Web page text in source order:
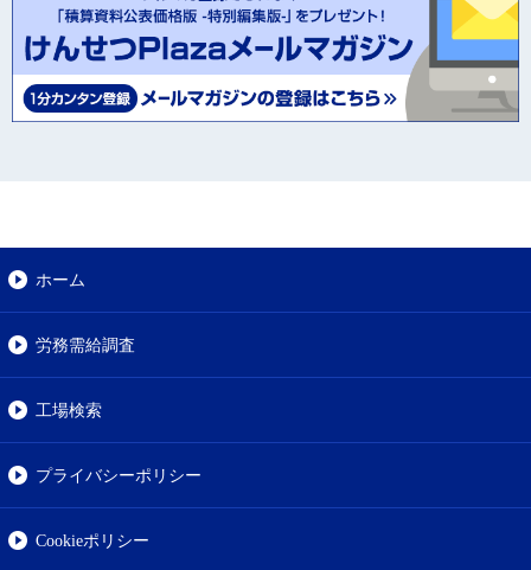
ホーム
労務需給調査
工場検索
プライバシーポリシー
Cookieポリシー